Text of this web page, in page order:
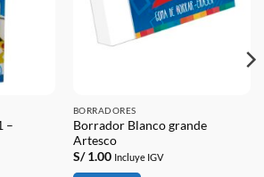
–
BORRADORES
Borrador Blanco grande
Artesco
S/1.00 Incluye IGV